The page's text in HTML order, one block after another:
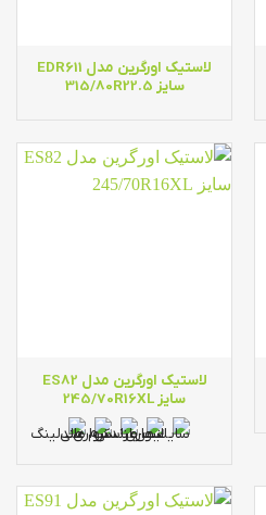
لاستیک اورگرین مدل EDR611
سایز 315/80R22.5
لاستیک اورگرین مدل ES82
سایز 245/70R16XL